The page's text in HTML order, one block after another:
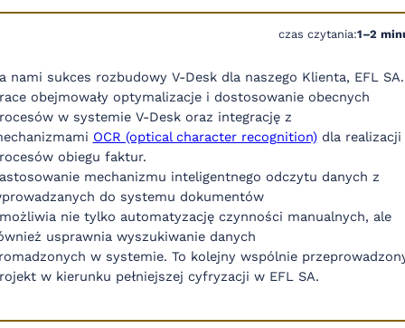
czas czytania:1–2
nami sukces rozbudowy V-Desk dla naszego Klienta, EFL SA.
obejmowały optymalizacje i dostosowanie obecnych
w systemie V-Desk oraz integrację z
OCR (optical character recognition)dla realizacji
obiegu faktur.
mechanizmu inteligentnego odczytu danych z
do systemu dokumentów
nie tylko automatyzację czynności manualnych, ale
usprawnia wyszukiwanie danych
w systemie. To kolejny wspólnie
w kierunku pełniejszej cyfryzacji w EFL SA.